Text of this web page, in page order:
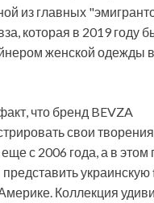
из главных
которая в 2019 году
женской одежды
что бренд BEVZA
свои
с 2006 года, а в этом
украинскую
Коллекция